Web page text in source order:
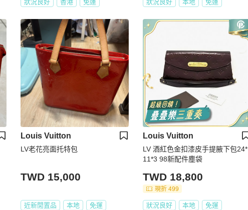
狀況良好 香港 免運 狀況良好 本地 免運
Louis Vuitton
LV老花亮面托特包
TWD 15,000
近新閒置品 本地 免運
Louis Vuitton
LV 酒紅色金扣漆皮手提腋下包24*
11*3 98新配件塵袋
TWD 18,800
現折 499
狀況良好 本地 免運